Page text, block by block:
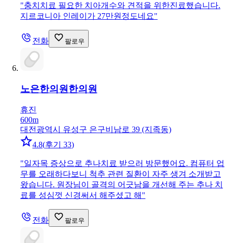
"충치치료 필요한 치아개수와 견적을 위한진료했습니다.
지르코니아 인레이가 27만원정도네요"
전화 팔로우
노은한의원 한의원
휴진
600m
대전광역시 유성구 은구비남로 39 (지족동)
4.8(후기 33)
"일자목 증상으로 추나치료 받으러 방문했어요. 컴퓨터 업
무를 오래하다보니 척추 관련 질환이 자주 생겨 소개받고
왔습니다. 원장님이 골격의 어긋남을 개선해 주는 추나 치
료를 성심껏 신경써서 해주셨고 해 "
전화 팔로우